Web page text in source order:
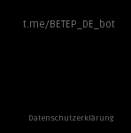
t.me/BETEP_DE_bot
Datenschutzerklärung